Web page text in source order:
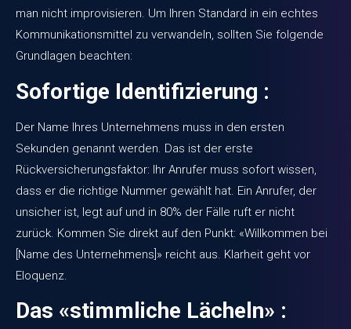
man nicht improvisieren. Um Ihren Standard in ein echtes
Kommunikationsmittel zu verwandeln, sollten Sie folgende
Grundlagen beachten:
Sofortige Identifizierung :
Der Name Ihres Unternehmens muss in den ersten
Sekunden genannt werden. Das ist der erste
Rückversicherungsfaktor: Ihr Anrufer muss sofort wissen,
dass er die richtige Nummer gewählt hat. Ein Anrufer, der
unsicher ist, legt auf und in 80% der Fälle ruft er nicht
zurück. Kommen Sie direkt auf den Punkt: «Willkommen bei
[Name des Unternehmens]» reicht aus. Klarheit geht vor
Eloquenz.
Das «stimmliche Lächeln» :